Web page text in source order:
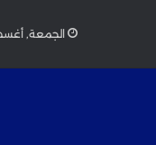
الجمعة, أغسطس